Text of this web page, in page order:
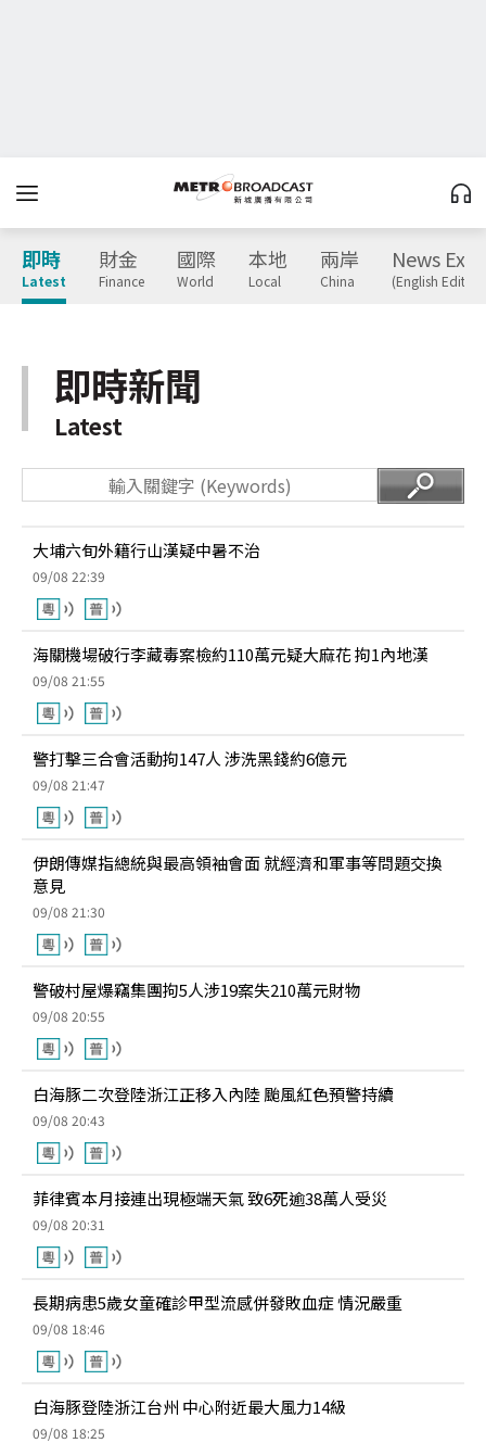
即時
Latest
財金
Finance
國際
World
本地
Local
兩岸
China
News
(English
即時新聞
Latest
大埔六旬外籍行山漢疑中暑不治
09/08 22:39
海關機場破行李藏毒案檢約110萬元疑大麻花 拘1內地漢
09/08 21:55
警打擊三合會活動拘147人 涉洗黑錢約6億元
09/08 21:47
伊朗傳媒指總統與最高領袖會面 就經濟和軍事等問題交換
意見
09/08 21:30
警破村屋爆竊集團拘5人涉19案失210萬元財物
09/08 20:55
白海豚二次登陸浙江正移入內陸 颱風紅色預警持續
09/08 20:43
菲律賓本月接連出現極端天氣 致6死逾38萬人受災
09/08 20:31
長期病患5歲女童確診甲型流感併發敗血症 情況嚴重
09/08 18:46
白海豚登陸浙江台州 中心附近最大風力14級
09/08 18:25